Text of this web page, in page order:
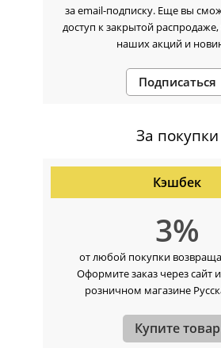
за email-подписку. Еще вы
доступ к закрытой распродаже,
наших акций и
Подписаться
За покупки
Кэшбек
3%
от любой покупки
Оформите заказ через сайт
розничном магазине
Купите товар